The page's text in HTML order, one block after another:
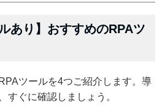
あり】おすすめのRPAツ
ツールを4つご紹介します。導
すぐに確認しましょう。